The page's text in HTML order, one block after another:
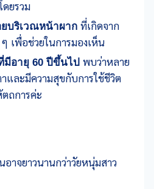
ยรวม
บริเวณหน้าผาก ที่เกิดจาก
เพื่อช่วยในการมองเห็น
มีอายุ 60 ปีขึ้นไป พบว่าหลาย
และมีความสุขกับการใช้ชีวิต
ถการค่ะ
อาจยาวนานกว่าวัยหนุ่มสาว